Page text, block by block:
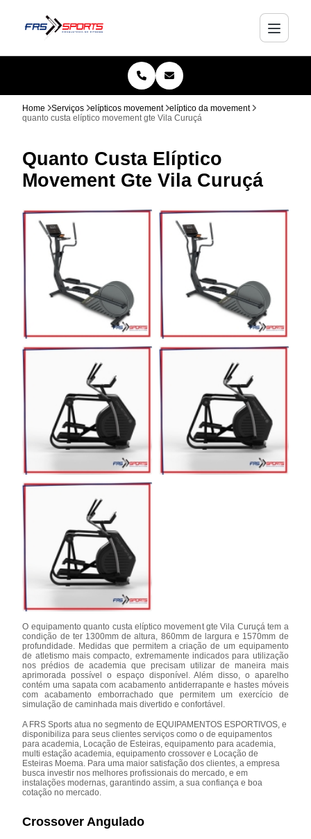
Home Serviços elípticos movement
elíptico da movement
quanto custa elíptico movement gte Vila Curuçá
Quanto Custa Elíptico
Movement Gte Vila Curuçá
O equipamento quanto custa elíptico movement gte Vila Curuçá tem a
condição de ter 1300mm de altura, 860mm de largura e 1570mm de
profundidade. Medidas que permitem a criação de um equipamento
de atletismo mais compacto, extremamente indicados para utilização
nos prédios de academia que precisam utilizar de maneira mais
aprimorada possível o espaço disponível. Além disso, o aparelho
contém uma sapata com acabamento antiderrapante e hastes móveis
com acabamento emborrachado que permitem um exercício de
simulação de caminhada mais divertido e confortável.
A FRS Sports atua no segmento de EQUIPAMENTOS ESPORTIVOS, e
disponibiliza para seus clientes serviços como o de equipamentos
para academia, Locação de Esteiras, equipamento para academia,
multi estação academia, equipamento crossover e Locação de
Esteiras Moema. Para uma maior satisfação dos clientes, a empresa
busca investir nos melhores profissionais do mercado, e em
instalações modernas, garantindo assim, a sua confiança e boa
cotação no mercado.
Crossover Angulado